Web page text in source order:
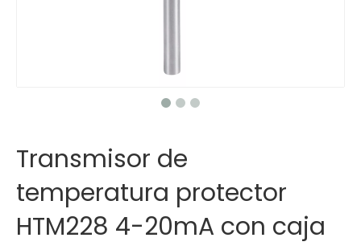
Transmisor de
temperatura protector
HTM228 4-20mA con caja